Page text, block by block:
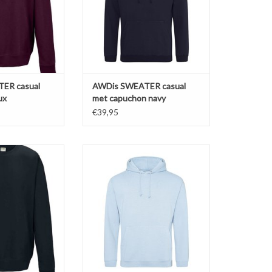
ruim!
WINKELWAGEN
casual
katoen en 20% polyester.
Soft-brushed inside. Zware
kwaliteit 280 g/m2. Fraai afgewerkt.
Afhangend schou
TOEVOEGEN AAN WINKELWAGEN
AWDis SWEATER casual
met capuchon navy
€39,95
4XL
casual Set-In
'JH030'
ringgesponnen
ruim!
WINKELWAGEN
SWEATER met capuchon van AWDis
'JH001'Verkrijgbaar in 13 kleuren in
Gemaakt van 80% ringgesponnen
katoen en 20% polyester.
Soft-brushed inside. Zware
kwaliteit 280 g/m2. Fraai afgewerkt.
Afhangend schoud
TOEVOEGEN AAN WINKELWAGEN